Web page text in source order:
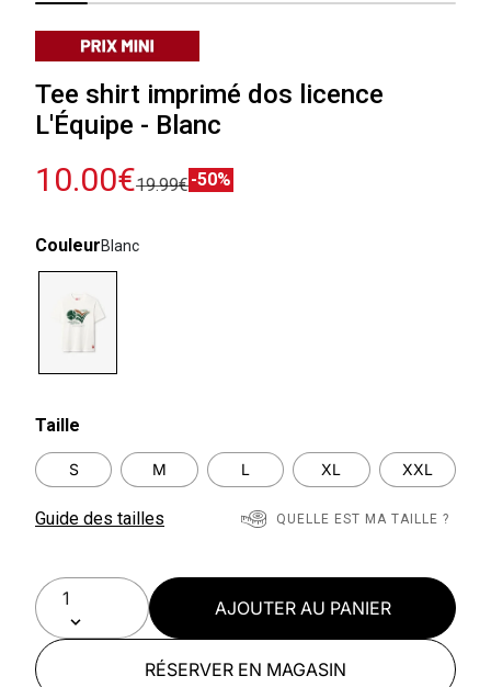
Tee shirt imprimé dos licence
L'Équipe - Blanc
10.00€19.99€-50%
CouleurBlanc
Taille
S M L XL XXL
Guide des tailles QUELLE EST MA TAILLE ?
AJOUTER AU PANIER
RÉSERVER EN MAGASIN